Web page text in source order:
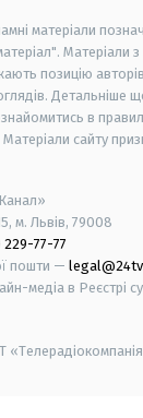
матеріали
Матеріали
позицію
Детальніше
в
Матеріали сайту
м. Львів, 79008
77-77
пошти —
медіа в Реєстрі